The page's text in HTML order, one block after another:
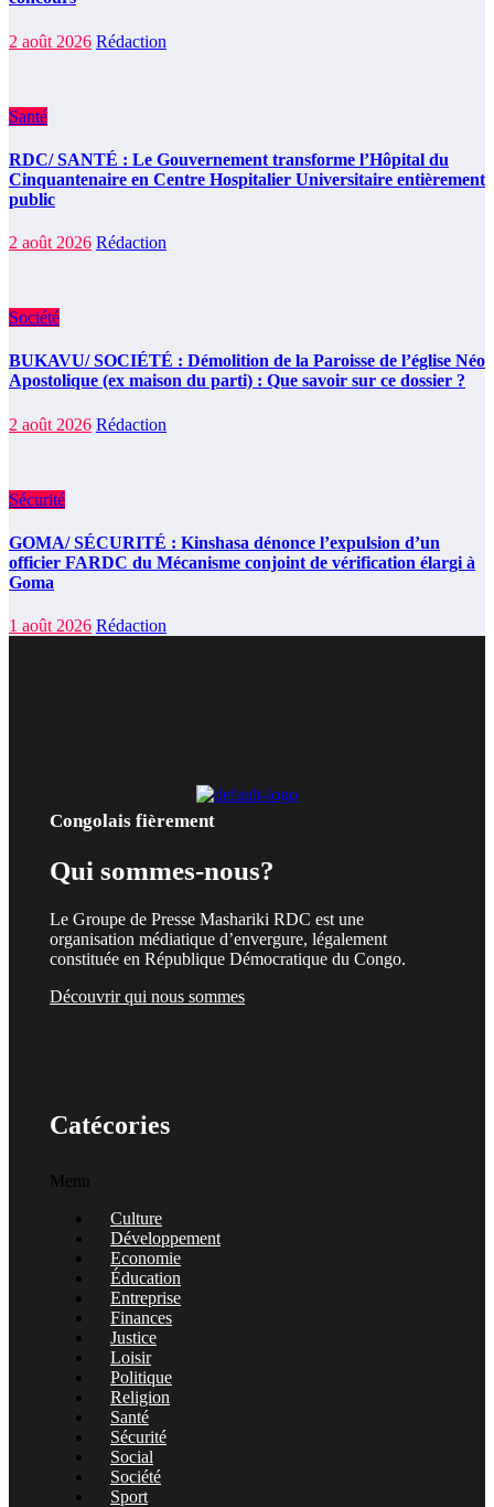
2 août 2026 Rédaction
Santé
RDC/ SANTÉ : Le Gouvernement transforme l’Hôpital du
Cinquantenaire en Centre Hospitalier Universitaire entièrement
public
2 août 2026 Rédaction
Société
BUKAVU/ SOCIÉTÉ : Démolition de la Paroisse de l’église Néo
Apostolique (ex maison du parti) : Que savoir sur ce dossier ?
2 août 2026 Rédaction
Sécurité
GOMA/ SÉCURITÉ : Kinshasa dénonce l’expulsion d’un
officier FARDC du Mécanisme conjoint de vérification élargi à
Goma
1 août 2026 Rédaction
Congolais fièrement
Qui sommes-nous?
Le Groupe de Presse Mashariki RDC est une
organisation médiatique d’envergure, légalement
constituée en République Démocratique du Congo.
Découvrir qui nous sommes
Catécories
Menu
Culture
Développement
Economie
Éducation
Entreprise
Finances
Justice
Loisir
Politique
Religion
Santé
Sécurité
Social
Société
Sport